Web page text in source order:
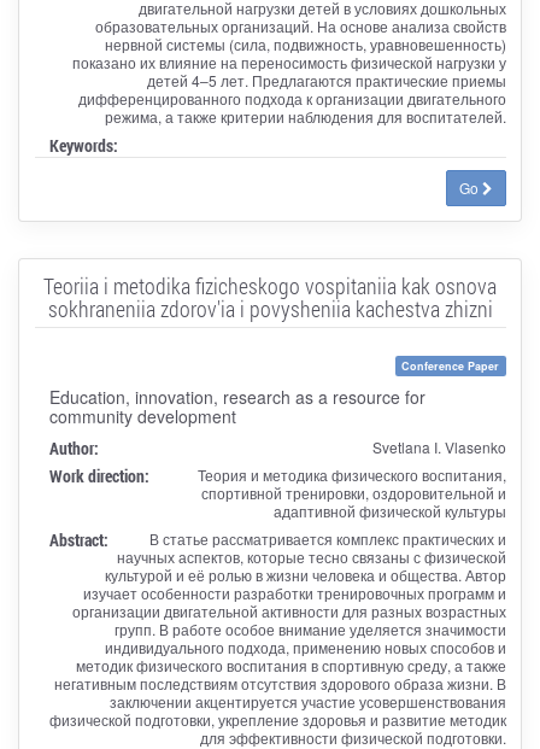
двигательной нагрузки детей в условиях дошкольных
образовательных организаций. На основе анализа свойств
нервной системы (сила, подвижность, уравновешенность)
показано их влияние на переносимость физической нагрузки у
детей 4–5 лет. Предлагаются практические приемы
дифференцированного подхода к организации двигательного
режима, а также критерии наблюдения для воспитателей.
Keywords:
Go
Teoriia i metodika fizicheskogo vospitaniia kak osnova
sokhraneniia zdorov'ia i povysheniia kachestva zhizni
Conference Paper
Education, innovation, research as a resource for
community development
Author: Svetlana I. Vlasenko
Work direction:
Теория и методика физического воспитания,
спортивной тренировки, оздоровительной и
адаптивной физической культуры
Abstract:
В статье рассматривается комплекс практических и
научных аспектов, которые тесно связаны с физической
культурой и её ролью в жизни человека и общества. Автор
изучает особенности разработки тренировочных программ и
организации двигательной активности для разных возрастных
групп. В работе особое внимание уделяется значимости
индивидуального подхода, применению новых способов и
методик физического воспитания в спортивную среду, а также
негативным последствиям отсутствия здорового образа жизни. В
заключении акцентируется участие усовершенствования
физической подготовки, укрепление здоровья и развитие методик
для эффективности физической подготовки.